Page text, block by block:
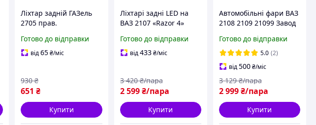
Ліхтар задній ГАЗель
2705 прав.
Готово до відправки
від65₴/міс
651 ₴
930 ₴
Купити
Ліхтарі задні LED на
ВАЗ 2107 «Razor 4»
повторювачем
поворотів, що бігає.
Готово до відправки
від433 ₴/міс
2 599 ₴/пара
3 420 ₴/пара
Купити
Автомобільні фари ВАЗ
2108 2109 21099 Завод
Готово до відправки
5.0 (2)
від500₴/міс
2 999₴/пара
3 129 ₴/пара
Купити